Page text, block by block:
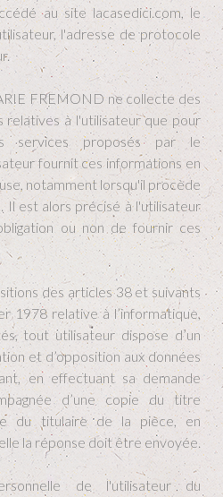
au site lacasedici.com, le
l'adresse de protocole
FREMOND ne collecte des
relatives à l'utilisateur que pour
services proposés par le
fournit ces informations en
notamment lorsqu'il procède
Il est alors précisé à l'utilisateur
ou non de fournir ces
des articles 38 et suivants
1978 relative à l’informatique,
tout utilisateur dispose d’un
et d’opposition aux données
en effectuant sa demande
d’une copie du titre
du titulaire de la pièce, en
la réponse doit être envoyée.
de l'utilisateur du